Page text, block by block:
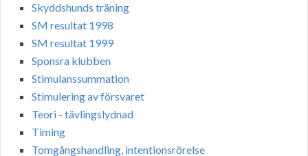
Skyddshunds träning
SM resultat 1998
SM resultat 1999
Sponsra klubben
Stimulanssummation
Stimulering av försvaret
Teori - tävlingslydnad
Timing
Tomgångshandling, intentionsrörelse